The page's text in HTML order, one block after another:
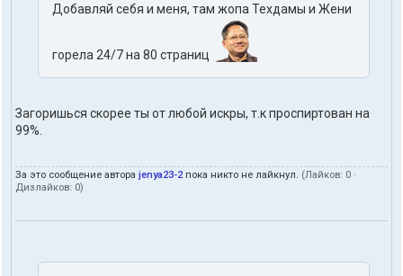
Добавляй себя и меня, там жопа Техдамы и Жени
горела 24/7 на 80 страниц
Загоришься скорее ты от любой искры, т.к проспиртован на
99%.
За это сообщение автора jenya23-2 пока никто не лайкнул. (Лайков: 0 ·
Дизлайков: 0)